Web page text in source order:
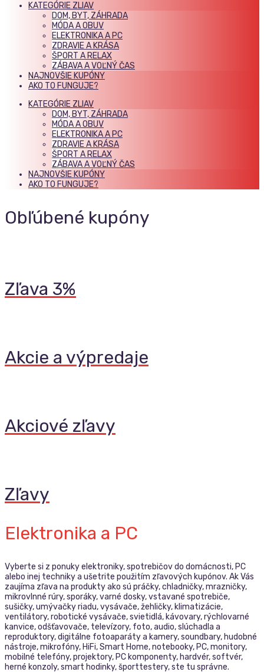
KATEGÓRIE ZLIAV
DOM, BYT, ZÁHRADA
MÓDA A OBUV
ELEKTRONIKA A PC
ZDRAVIE A KRÁSA
ŠPORT A RELAX
ZÁBAVA A VOĽNÝ ČAS
NAJNOVŠIE KUPÓNY
AKO TO FUNGUJE?
KATEGÓRIE ZLIAV
DOM, BYT, ZÁHRADA
MÓDA A OBUV
ELEKTRONIKA A PC
ZDRAVIE A KRÁSA
ŠPORT A RELAX
ZÁBAVA A VOĽNÝ ČAS
NAJNOVŠIE KUPÓNY
AKO TO FUNGUJE?
Obľúbené kupóny
Zľava 3%
Akcie a výpredaje
Akciové zľavy
Zľavy
Elektronika a PC
Vyberte si z ponuky elektroniky, spotrebičov do domácnosti, PC
alebo inej techniky a ušetrite použitím zľavových kupónov. Ak Vás
zaujíma zľava na produkty ako sú práčky, chladničky, mrazničky,
mikrovlnné rúry, sporáky, varné dosky, vstavané spotrebiče,
sušičky, umývačky riadu, vysávače, žehličky, klimatizácie,
ventilátory, robotické vysávače, svietidlá, kávovary, rýchlovarné
kanvice, odšťavovače, televízory, foto, audio, slúchadla a
reproduktory, digitálne fotoaparáty a kamery, soundbary, hudobné
nástroje, mikrofóny, HiFi, Smart Home, notebooky, PC, monitory,
mobilné telefóny, projektory, PC komponenty, hardvér, softvér,
herné konzoly, smart hodinky, športtestery, ste tu správne.